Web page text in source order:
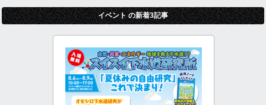
イベント の新着3記事